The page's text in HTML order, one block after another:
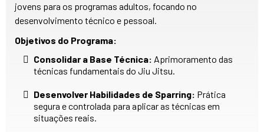
jovens para os programas adultos, focando no
desenvolvimento técnico e pessoal.
Objetivos do Programa:
Consolidar a Base Técnica: Aprimoramento das
técnicas fundamentais do Jiu Jitsu.
Desenvolver Habilidades de Sparring: Prática
segura e controlada para aplicar as técnicas em
situações reais.